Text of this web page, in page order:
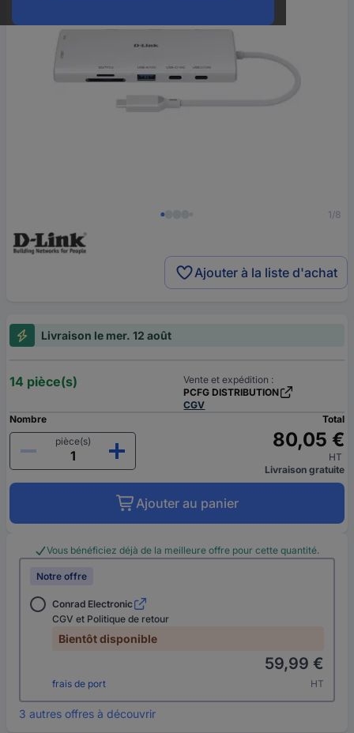
1/8
Ajouter à la liste d'achat
Livraison le mer. 12 août
14 pièce(s)
Vente et expédition :
PCFG DISTRIBUTION
CGV
Nombre
pièce(s)
Total
80,05 €
HT
Livraison gratuite
Ajouter au panier
Vous bénéficiez déjà de la meilleure offre pour cette quantité.
Notre offre
Conrad Electronic
CGV et Politique de retour
Bientôt disponible
frais de port
59,99 €
HT
3 autres offres à découvrir